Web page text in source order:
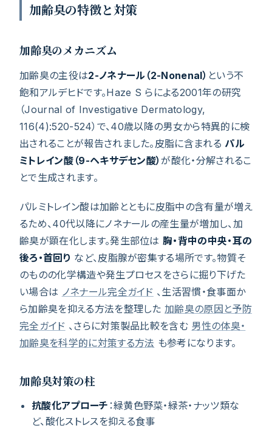
加齢臭の特徴と対策
加齢臭のメカニズム
加齢臭の主役は2-ノネナール（2-Nonenal） という不
飽和アルデヒドです。Haze S らによる2001年の研究
（Journal of Investigative Dermatology,
116(4):520-524）で、40歳以降の男女から特異的に検
出されることが報告されました。皮脂に含まれる パル
ミトレイン酸（9-ヘキサデセン酸）が酸化・分解されるこ
とで生成されます。
パルミトレイン酸は加齢とともに皮脂中の含有量が増え
るため、40代以降にノネナールの産生量が増加し、加
齢臭が顕在化します。発生部位は胸・背中の中央・耳の
後ろ・首回り など、皮脂腺が密集する場所です。物質そ
のものの化学構造や発生プロセスをさらに掘り下げた
い場合は ノネナール完全ガイド 、生活習慣・食事面か
ら加齢臭を抑える方法を整理した加齢臭の原因と予防
完全ガイド 、さらに対策製品比較を含む 男性の体臭・
加齢臭を科学的に対策する方法 も参考になります。
加齢臭対策の柱
抗酸化アプローチ ：緑黄色野菜・緑茶・ナッツ類な
ど、酸化ストレスを抑える食事